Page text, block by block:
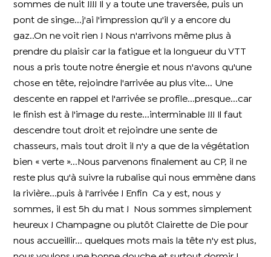
sommes de nuit !!!! Il y a toute une traversée, puis un
pont de singe...j'ai l'impression qu'il y a encore du
gaz..On ne voit rien ! Nous n'arrivons même plus à
prendre du plaisir car la fatigue et la longueur du VTT
nous a pris toute notre énergie et nous n'avons qu'une
chose en tête, rejoindre l'arrivée au plus vite... Une
descente en rappel et l'arrivée se profile...presque...car
le finish est à l'image du reste...interminable !!! Il faut
descendre tout droit et rejoindre une sente de
chasseurs, mais tout droit il n'y a que de la végétation
bien « verte »...Nous parvenons finalement au CP, il ne
reste plus qu'à suivre la rubalise qui nous emmène dans
la rivière...puis à l'arrivée ! Enfin Ca y est, nous y
sommes, il est 5h du mat ! Nous sommes simplement
heureux ! Champagne ou plutôt Clairette de Die pour
nous accueillir... quelques mots mais la tête n'y est plus,